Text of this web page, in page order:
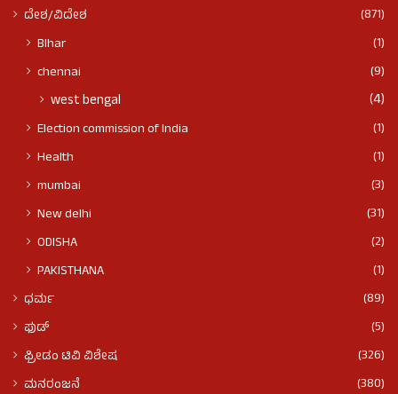
ದೇಶ/ವಿದೇಶ
(871)
BIhar
(1)
chennai
(9)
west bengal (4)
Election commission of India
(1)
Health
(1)
mumbai
(3)
New delhi
(31)
ODISHA
(2)
PAKISTHANA
(1)
ಧರ್ಮ
(89)
ಫುಡ್​​
(5)
ಫ್ರೀಡಂ ಟಿವಿ ವಿಶೇಷ
(326)
ಮನರಂಜನೆ
(380)